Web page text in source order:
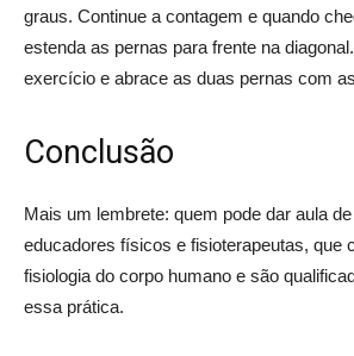
graus. Continue a contagem e quando
estenda as pernas para frente na
exercício e abrace as duas pernas com
Conclusão
Mais um lembrete: quem pode dar aula
educadores físicos e fisioterapeutas, que
fisiologia do corpo humano e são
essa prática.